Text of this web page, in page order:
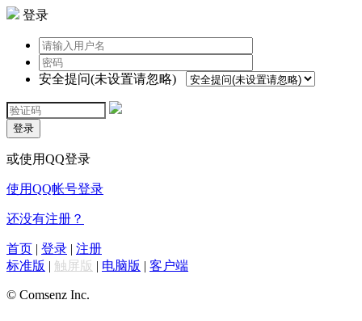
登录
安全提问(未设置请忽略)
登录
或使用QQ登录
使用QQ帐号登录
还没有注册？
首页 | 登录 | 注册
标准版 | 触屏版 | 电脑版 | 客户端
© Comsenz Inc.